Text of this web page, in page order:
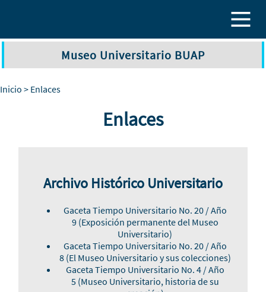
Museo Universitario BUAP
Inicio > Enlaces
Enlaces
Archivo Histórico Universitario
Gaceta Tiempo Universitario No. 20/ Año
9(Exposición permanente del Museo
Universitario)
Gaceta Tiempo Universitario No. 20 / Año
8(El Museo Universitario y sus colecciones)
Gaceta Tiempo Universitario No. 4 / Año
5(Museo Universitario, historia de su